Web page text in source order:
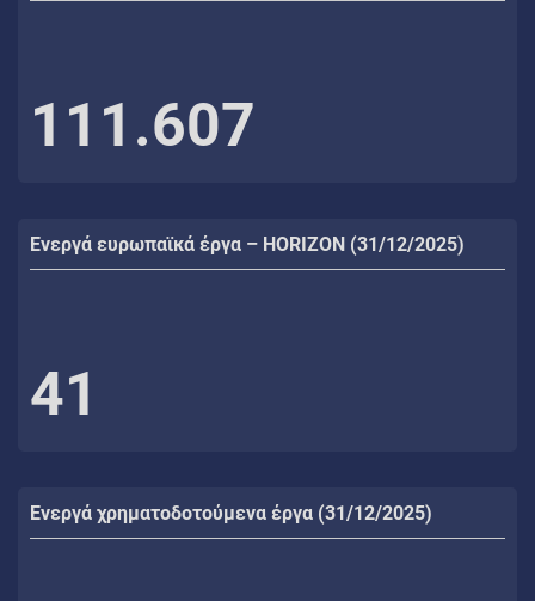
111.607
Ενεργά ευρωπαϊκά έργα – HORIZON (31/12/2025)
41
Ενεργά χρηματοδοτούμενα έργα (31/12/2025)